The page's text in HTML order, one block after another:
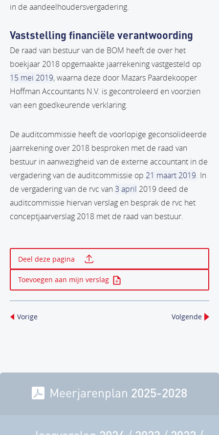
in de aandeelhoudersvergadering.
Vaststelling financiële verantwoording
De raad van bestuur van de BOM heeft de over het
boekjaar 2018 opgemaakte jaarrekening vastgesteld op
15 mei 2019, waarna deze door Mazars Paardekooper
Hoffman Accountants N.V. is gecontroleerd en voorzien
van een goedkeurende verklaring.
De auditcommissie heeft de voorlopige geconsolideerde
jaarrekening over 2018 besproken met de raad van
bestuur in aanwezigheid van de externe accountant in de
vergadering van de auditcommissie op 21 maart 2019. In
de vergadering van de rvc van 3 april 2019 deed de
auditcommissie hiervan verslag en besprak de rvc het
conceptjaarverslag 2018 met de raad van bestuur.
Deel deze pagina
Toevoegen aan mijn verslag
Vorige Volgende
Meerjarenplan 2025-2028